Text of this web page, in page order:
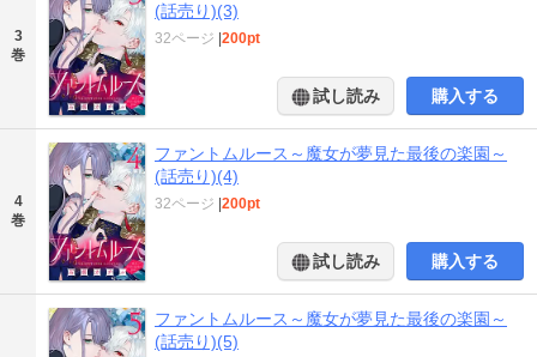
3
巻
(話売り)(3)
32ページ 200pt
試し読み 購入する
4
巻
ファントムルース～魔女が夢見た最後の楽園～
(話売り)(4)
32ページ 200pt
試し読み 購入する
ファントムルース～魔女が夢見た最後の楽園～
(話売り)(5)